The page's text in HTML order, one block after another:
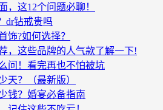
，这12个问题必聊！
dr钻戒贵吗
饰?如何选择？
，这些品牌的人气款了解一下!
问！看完再也不怕被坑
天？（最新版）
钱？婚宴必备指南